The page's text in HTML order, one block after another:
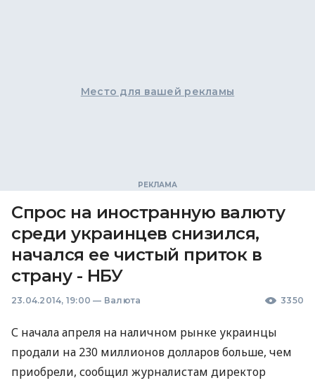
Место для вашей рекламы
Спрос на иностранную валюту
среди украинцев снизился,
начался ее чистый приток в
страну - НБУ
23.04.2014, 19:00 — Валюта 3350
С начала апреля на наличном рынке украинцы
продали на 230 миллионов долларов больше, чем
приобрели, сообщил журналистам директор